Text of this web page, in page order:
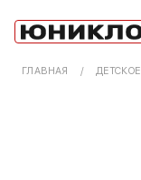
ГЛАВНАЯ ДЕТСКОЕ